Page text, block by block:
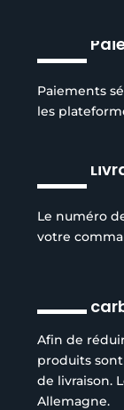
Paiements
les
Le numéro
votre
Afin de
produits
de livraison.
Allemagne.